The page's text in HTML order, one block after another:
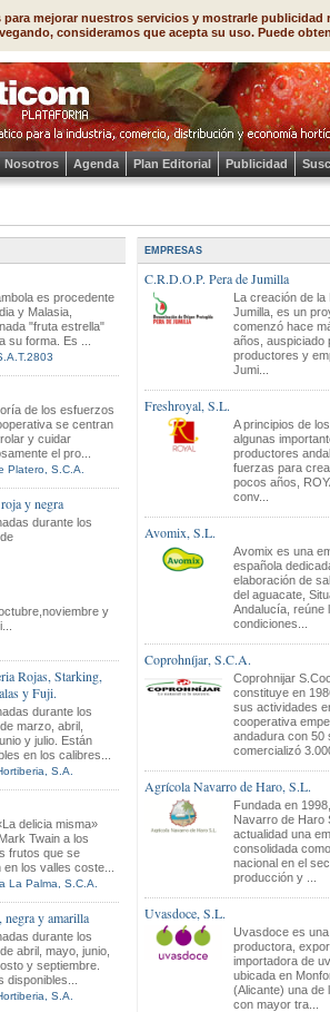
mejorar nuestros servicios y mostrarle
consideramos que acepta su uso. Puede
Nosotros Agenda Plan Editorial Publicidad
es procedente
y Malasia,
"fruta estrella"
su forma. Es ...
de los esfuerzos
se centran
y cuidar
el pro...
Platero, S.C.A.
y negra
durante los
y
Rojas, Starking,
y Fuji.
durante los
marzo, abril,
y julio. Están
en los calibres...
S.A.
delicia misma»
Twain a los
frutos que se
en los valles coste...
La Palma, S.C.A.
y amarilla
durante los
abril, mayo, junio,
y septiembre.
disponibles...
S.A.
EMPRESAS
C.R.D.O.P. Pera de Jumilla
La creación de la
Jumilla, es un
comenzó hace
años, auspiciado
productores y
Jumi...
Freshroyal, S.L.
A principios de
algunas
productores
fuerzas para
pocos años,
conv...
Avomix, S.L.
Avomix es una
española
elaboración de
del aguacate,
Andalucía, reúne
condiciones...
Coprohníjar, S.C.A.
Coprohnijar
constituye en
sus actividades
cooperativa
andadura con 50
comercializó
Agrícola Navarro de Haro, S.L.
Fundada en
Navarro de Haro
actualidad una
consolidada
nacional en el
producción y ...
Uvasdoce, S.L.
Uvasdoce es
productora,
importadora de
ubicada en
(Alicante) una de
con mayor tra...